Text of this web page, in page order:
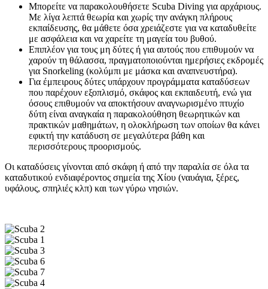
Μπορείτε να παρακολουθήσετε Scuba Diving για αρχάριους.
Με λίγα λεπτά θεωρία και χωρίς την ανάγκη πλήρους
εκπαίδευσης, θα μάθετε όσα χρειάζεστε για να καταδυθείτε
με ασφάλεια και να χαρείτε τη μαγεία του βυθού.
Επιπλέον για τους μη δύτες ή για αυτούς που επιθυμούν να
χαρούν τη θάλασσα, πραγματοποιούνται ημερήσιες εκδρομές
για Snorkeling (κολύμπι με μάσκα και αναπνευστήρα).
Για έμπειρους δύτες υπάρχουν προγράμματα καταδύσεων
που παρέχουν εξοπλισμό, σκάφος και εκπαιδευτή, ενώ για
όσους επιθυμούν να αποκτήσουν αναγνωρισμένο πτυχίο
δύτη είναι αναγκαία η παρακολούθηση θεωρητικών και
πρακτικών μαθημάτων, η ολοκλήρωση των οποίων θα κάνει
εφικτή την κατάδυση σε μεγαλύτερα βάθη και
περισσότερους προορισμούς.
Οι καταδύσεις γίνονται από σκάφη ή από την παραλία σε όλα τα
καταδυτικού ενδιαφέροντος σημεία της Χίου (ναυάγια, ξέρες,
υφάλους, σπηλιές κλπ) και των γύρω νησιών.